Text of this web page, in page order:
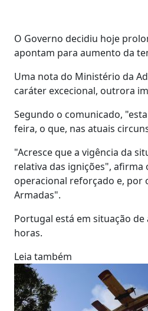
O Governo decidiu hoje
apontam para aumento da
Uma nota do Ministério da
caráter excecional, outrora
Segundo o comunicado,
feira, o que, nas atuais
"Acresce que a vigência da
relativa das ignições",
operacional reforçado e, por
Armadas".
Portugal está em situação
horas.
Leia também